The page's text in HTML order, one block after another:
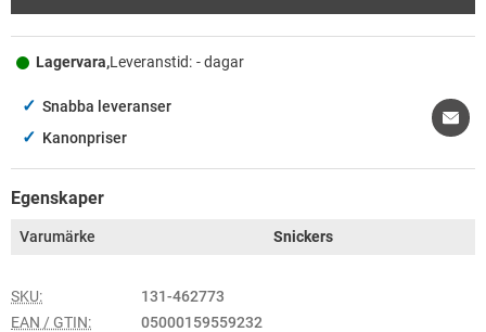
Lagervara,Leveranstid: - dagar
✓ Snabba leveranser
✓ Kanonpriser
Egenskaper
Varumärke Snickers
SKU:
131-462773
EAN / GTIN:
05000159559232